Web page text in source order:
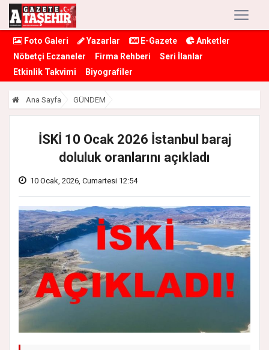
Foto Galeri Yazarlar E-Gazete
Anketler
Nöbetçi Eczaneler
Firma Rehberi
Seri İlanlar
Etkinlik Takvimi
Biyografiler
Ana Sayfa GÜNDEM
İSKİ 10 Ocak 2026 İstanbul baraj
doluluk oranlarını açıkladı
10 Ocak, 2026, Cumartesi 12:54